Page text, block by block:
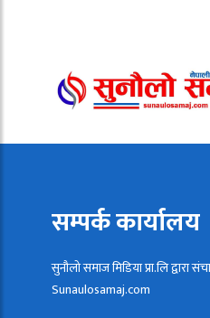
सम्पर्क कार्यालय
सुनौलो समाज मिडिया प्रा.लि द्वारा
Sunaulosamaj.com